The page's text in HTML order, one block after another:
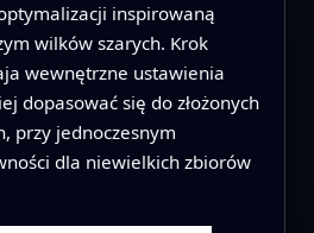
inspirowaną
wilków szarych. Krok
wewnętrzne ustawienia
dopasować się do złożonych
przy jednoczesnym
dla niewielkich zbiorów